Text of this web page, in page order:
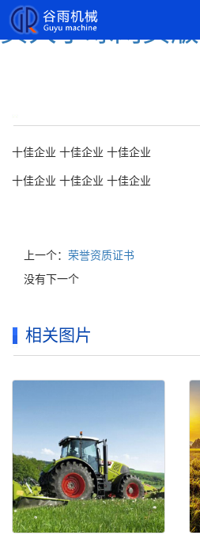
买大小球网页版
十佳企业 十佳企业 十佳企业
十佳企业 十佳企业 十佳企业
上一个： 荣誉资质证书
没有下一个
相关图片